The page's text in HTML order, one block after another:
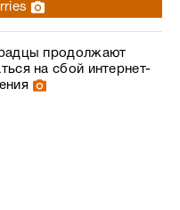
продолжают
на сбой интернет-